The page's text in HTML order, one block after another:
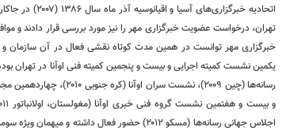
تهران، درخواست عضویت خبرگزاری مهر را نیز مورد بررسی قرار دادند و
یکمین نشست کمیته اجرایی و بیست و پنجمین کمیته فنی اوآنا در تهران